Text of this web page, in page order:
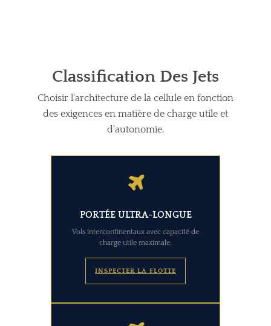
Classification Des Jets
Choisir l'architecture de la cellule en fonction
des exigences en matière de charge utile et
d'autonomie.
PORTÉE ULTRA-LONGUE
Vols intercontinentaux avec capacité de
charge utile maximale.
INSPECTER LA FLOTTE